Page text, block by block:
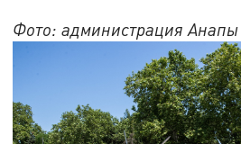
Фото: администрация Анапы